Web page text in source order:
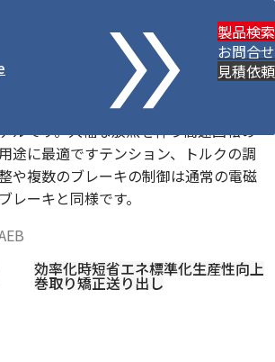
製品検索
お問合せ
見積依頼
AEB-250M-2/2B/2DS
Technologies
電磁ブレーキに空冷機能が追加されたモ
ルです。大幅な放熱を伴う高速回転の
用途に最適ですテンション、トルクの調
や複数のブレーキの制御は通常の電磁
ブレーキと同様です。
効率化時短省エネ標準化生産性向上
巻取り矯正送り出し